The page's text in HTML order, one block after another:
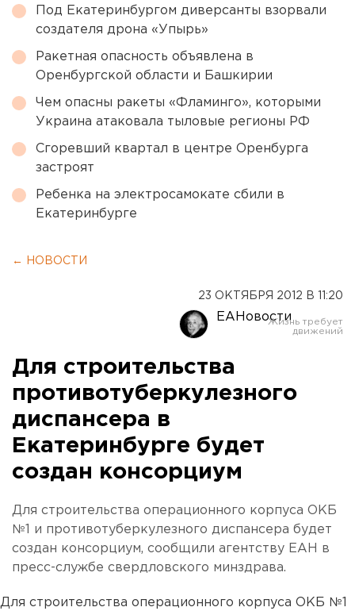
Под Екатеринбургом диверсанты взорвали
создателя дрона «Упырь»
Ракетная опасность объявлена в
Оренбургской области и Башкирии
Чем опасны ракеты «Фламинго», которыми
Украина атаковала тыловые регионы РФ
Сгоревший квартал в центре Оренбурга
застроят
Ребенка на электросамокате сбили в
Екатеринбурге
← НОВОСТИ
23 ОКТЯБРЯ 2012 В 11:20
ЕАНовости
Для строительства
противотуберкулезного
диспансера в
Екатеринбурге будет
создан консорциум
Для строительства операционного корпуса ОКБ
№1 и противотуберкулезного диспансера будет
создан консорциум, сообщили агентству ЕАН в
пресс-службе свердловского минздрава.
Для строительства операционного корпуса ОКБ №1